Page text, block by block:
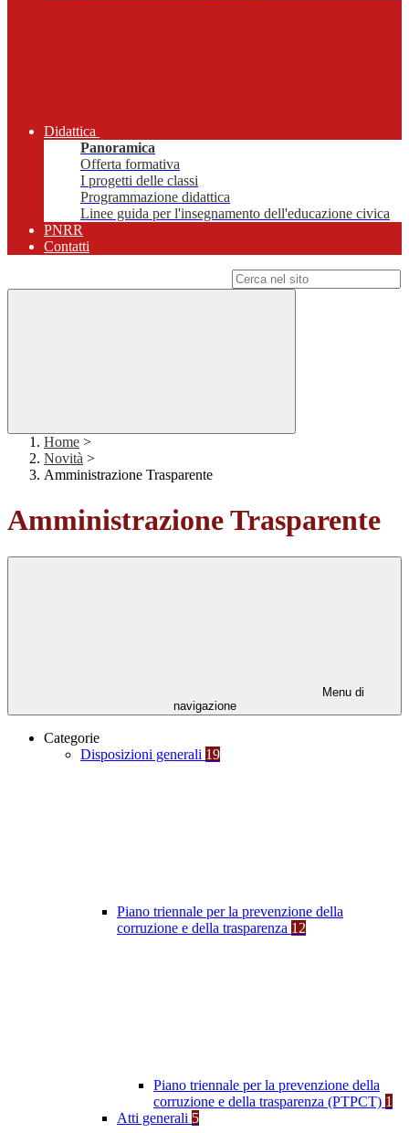
Didattica
Panoramica
Offerta formativa
I progetti delle classi
Programmazione didattica
Linee guida per l'insegnamento dell'educazione civica
PNRR
Contatti
Home >
Novità >
Amministrazione Trasparente
Amministrazione Trasparente
Menu di
navigazione
Categorie
Disposizioni generali 19
Piano triennale per la prevenzione della
corruzione e della trasparenza 12
Piano triennale per la prevenzione della
corruzione e della trasparenza (PTPCT) 1
Atti generali 5